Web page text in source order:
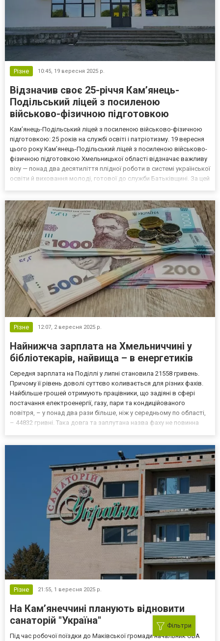
Фільтри
Різне 10:45, 19 вересня 2025 р.
Відзначив своє 25-річчя Кам’янець-
Подільський ліцей з посиленою
військово-фізичною підготовкою
Кам’янець-Подільський ліцей з посиленою військово-фізичною
підготовкою: 25 років на службі освіті і патріотизму. 19 вересня
цього року Кам’янець-Подільський ліцей з посиленою військово-
фізичною підготовкою Хмельницької області відзначає важливу
віху — понад два десятиліття плідної роботи в системі української
освіти й виховання молоді, готової до служби Батьківщині. За цей
Різне 12:07, 2 вересня 2025 р.
Найнижча зарплата на Хмельниччині у
бібліотекарів, найвища – в енергетиків
Середня зарплата на Поділлі у липні становила 21558 гривень.
Причому її рівень доволі суттєво коливається для різних фахів.
Найбільше грошей отримують працівники, що задіяні в сфері
постачання електроенергії, газу, пари та кондиційованого
повітря, – у понад два рази більше, ніж у середньому по області,
– 44832 гривні. Така довга та заплутана назва фаху не повинна
Різне 21:55, 1 вересня 2025 р.
На Кам’янеччині планують відновити
санаторій "Україна"
Під час робочої поїздки до Маківської громади начальник ОВА